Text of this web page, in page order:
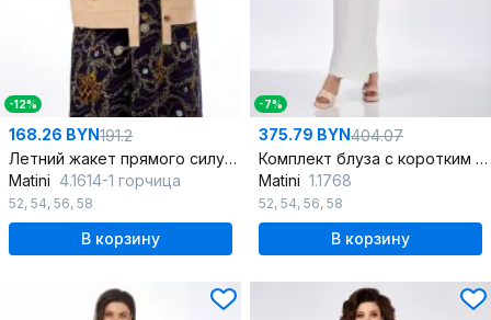
-12%
168.26 BYN191.2
Летний жакет прямого силуэта из текстиля и хлопка
Matini 4.1614-1 горчица
52, 54, 56, 58
В корзину
-7%
375.79 BYN404.07
Комплект блуза с коротким рукавом и широкие брюки на лето
Matini 1.1768
52, 54, 56, 58
В корзину